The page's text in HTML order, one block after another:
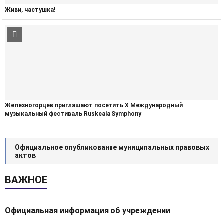
Живи, частушка!
Железногорцев приглашают посетить Х Международный
музыкальный фестиваль Ruskeala Symphony
Официальное опубликование муниципальных правовых
актов
ВАЖНОЕ
Официальная информация об учреждении